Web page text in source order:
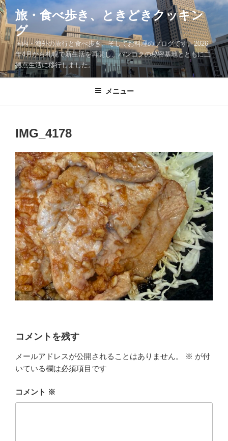
コ
ン
テ
ン
ツ
へ
ス
旅・食べ歩き、ときどきクッキン
グ
国内・海外の旅行と食べ歩き、そしてお料理のブログです。2026
年4月から札幌で新生活を再開し、バンコクの秘密基地とともに二
拠点生活に移行しました。
メニュー
IMG_4178
コメントを残す
メールアドレスが公開されることはありません。 ※ が付
いている欄は必須項目です
コメント ※